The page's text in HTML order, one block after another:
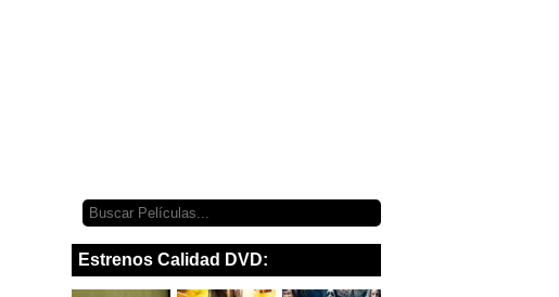
Estrenos Calidad DVD: